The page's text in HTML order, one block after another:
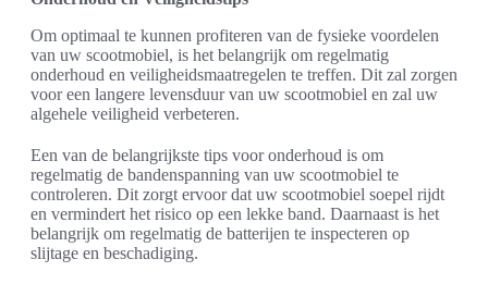
Om optimaal te kunnen profiteren van de fysieke voordelen
van uw scootmobiel, is het belangrijk om regelmatig
onderhoud en veiligheidsmaatregelen te treffen. Dit zal zorgen
voor een langere levensduur van uw scootmobiel en zal uw
algehele veiligheid verbeteren.
Een van de belangrijkste tips voor onderhoud is om
regelmatig de bandenspanning van uw scootmobiel te
controleren. Dit zorgt ervoor dat uw scootmobiel soepel rijdt
en vermindert het risico op een lekke band. Daarnaast is het
belangrijk om regelmatig de batterijen te inspecteren op
slijtage en beschadiging.